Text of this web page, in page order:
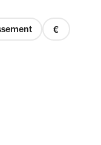
prix